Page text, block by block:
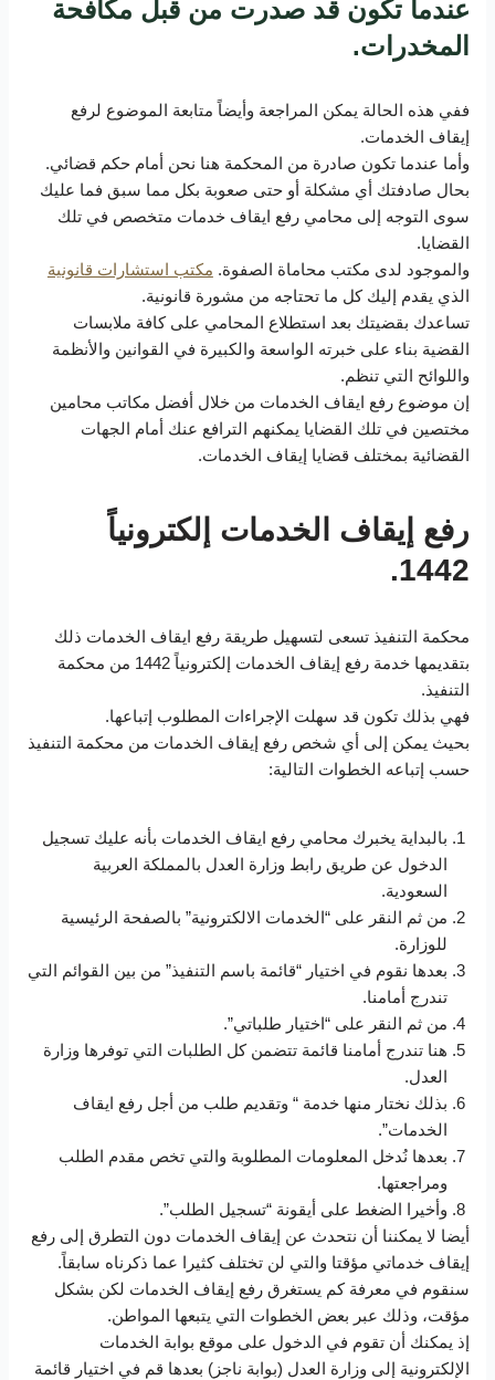
عندما تكون قد صدرت من قبل مكافحة
المخدرات.
ففي هذه الحالة يمكن المراجعة وأيضاً متابعة الموضوع لرفع
إيقاف الخدمات.
وأما عندما تكون صادرة من المحكمة هنا نحن أمام حكم قضائي.
بحال صادفتك أي مشكلة أو حتى صعوبة بكل مما سبق فما عليك
سوى التوجه إلى محامي رفع ايقاف خدمات متخصص في تلك
القضايا.
والموجود لدى مكتب محاماة الصفوة. مكتب استشارات قانونية
الذي يقدم إليك كل ما تحتاجه من مشورة قانونية.
تساعدك بقضيتك بعد استطلاع المحامي على كافة ملابسات
القضية بناء على خبرته الواسعة والكبيرة في القوانين والأنظمة
واللوائح التي تنظم.
إن موضوع رفع ايقاف الخدمات من خلال أفضل مكاتب محامين
مختصين في تلك القضايا يمكنهم الترافع عنك أمام الجهات
القضائية بمختلف قضايا إيقاف الخدمات.
رفع إيقاف الخدمات إلكترونياً
1442.
محكمة التنفيذ تسعى لتسهيل طريقة رفع ايقاف الخدمات ذلك
بتقديمها خدمة رفع إيقاف الخدمات إلكترونياً 1442 من محكمة
التنفيذ.
فهي بذلك تكون قد سهلت الإجراءات المطلوب إتباعها.
بحيث يمكن إلى أي شخص رفع إيقاف الخدمات من محكمة التنفيذ
حسب إتباعه الخطوات التالية:
بالبداية يخبرك محامي رفع ايقاف الخدمات بأنه عليك تسجيل
الدخول عن طريق رابط وزارة العدل بالمملكة العربية
السعودية.
من ثم النقر على “الخدمات الالكترونية” بالصفحة الرئيسية
للوزارة.
بعدها نقوم في اختيار “قائمة باسم التنفيذ” من بين القوائم التي
تندرج أمامنا.
من ثم النقر على “اختيار طلباتي”.
هنا تندرج أمامنا قائمة تتضمن كل الطلبات التي توفرها وزارة
العدل.
بذلك نختار منها خدمة “ وتقديم طلب من أجل رفع ايقاف
الخدمات”.
بعدها نُدخل المعلومات المطلوبة والتي تخص مقدم الطلب
ومراجعتها.
وأخيرا الضغط على أيقونة “تسجيل الطلب”.
أيضا لا يمكننا أن نتحدث عن إيقاف الخدمات دون التطرق إلى رفع
إيقاف خدماتي مؤقتا والتي لن تختلف كثيرا عما ذكرناه سابقاً.
سنقوم في معرفة كم يستغرق رفع إيقاف الخدمات لكن بشكل
مؤقت، وذلك عبر بعض الخطوات التي يتبعها المواطن.
إذ يمكنك أن تقوم في الدخول على موقع بوابة الخدمات
الإلكترونية إلى وزارة العدل (بوابة ناجز) بعدها قم في اختيار قائمة